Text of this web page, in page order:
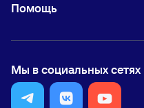
Помощь
Мы в социальных сетях